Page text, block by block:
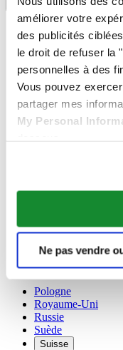
améliorer votre
des publicités
le droit de refuser la
personnelles à des
Vous pouvez
partager mes
My Personal
Ne pas vendre
Sélecteur de langue
Allemagne
Autriche
Belgique
Dutch
Français
English
简体中文
France
English
Norvège
Pays-Bas
Pologne
Royaume-Uni
Russie
Suède
Suisse